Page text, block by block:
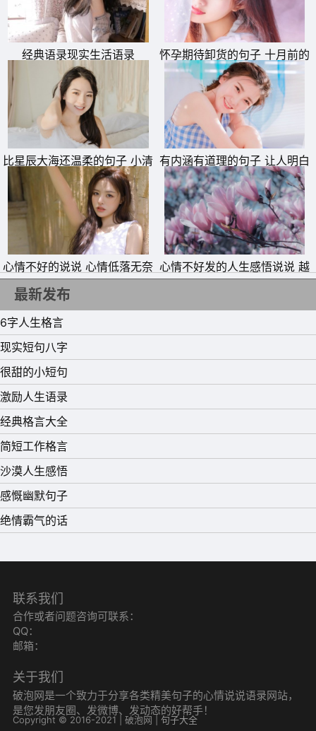
经典语录现实生活语录
怀孕期待卸货的句子 十月前的
订单今天终于卸货了的感悟说
说
比星辰大海还温柔的句子 小清
新治愈系温暖句子
有内涵有道理的句子 让人明白
道理的话
心情不好的说说 心情低落无奈
的话语
心情不好发的人生感悟说说 越
安静越悲伤的句子
最新发布
6字人生格言
现实短句八字
很甜的小短句
激励人生语录
经典格言大全
简短工作格言
沙漠人生感悟
感慨幽默句子
绝情霸气的话
联系我们
合作或者问题咨询可联系：
QQ：
邮箱：
关于我们
破泡网是一个致力于分享各类精美句子的心情说说语录网站，
是您发朋友圈、发微博、发动态的好帮手！
Copyright © 2016-2021 | 破泡网 | 句子大全